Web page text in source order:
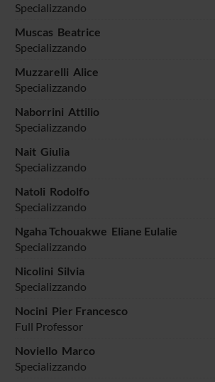
Specializzando
Muscas Beatrice
Specializzando
Muzzarelli Alice
Specializzando
Naborrini Attilio
Specializzando
Nait Giulia
Specializzando
Natoli Rodolfo
Specializzando
Ngaha Tchouakwe Eliane Eulalie
Specializzando
Nicolini Silvia
Specializzando
Nocini Pier Francesco
Full Professor
Noviello Marco
Specializzando